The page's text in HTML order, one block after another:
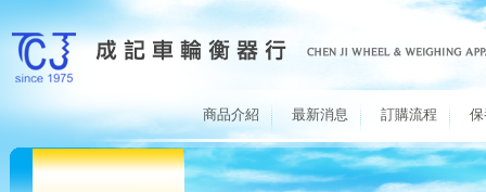
商品介紹 最新消息 訂購流程